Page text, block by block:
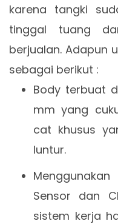
karena tangki
tinggal tuang
berjualan. Adapun
sebagai berikut :
Body terbuat
mm yang
cat khusus
luntur.
Sensor dan
sistem kerja